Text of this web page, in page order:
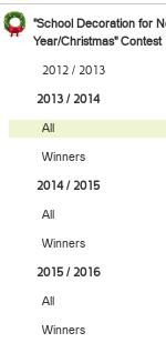
"School Decoration for
Year/Christmas" Contest
2012 / 2013
2013 / 2014
All
Winners
2014 / 2015
All
Winners
2015 / 2016
All
Winners